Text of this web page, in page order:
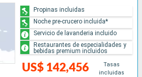
US$ 142,456
Tasas
incluidas
Propinas incluidas
Noche pre-crucero incluida*
Servicio de lavanderia incluido
Restaurantes de especialidades y
bebidas premium incluidos